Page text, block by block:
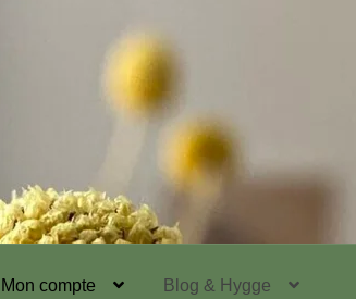
Mon compte Blog & Hygge